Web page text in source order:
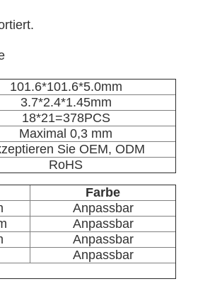
101.6*101.6*5.0mm
3.7*2.4*1.45mm
18*21=378PCS
Maximal 0,3 mm
Sie OEM, ODM
RoHS
Farbe
Anpassbar
Anpassbar
Anpassbar
Anpassbar